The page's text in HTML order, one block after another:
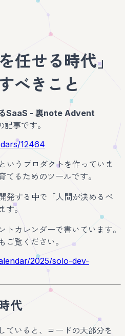
任せる時代」
べきこと
SaaS - 裏note Advent
事です。
12464
うプロダクトを作っていま
るためのツールです。
発する中で「人間が決めるべ
。
カレンダーで書いています。
ご覧ください。
2025/solo-dev-
代
ていると、コードの大部分を